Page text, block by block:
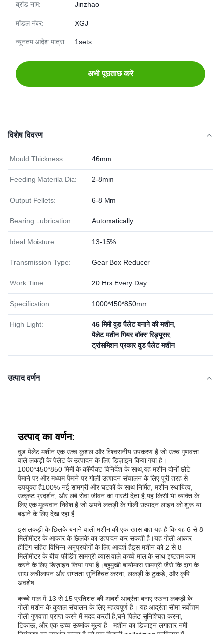
ब्रांड नाम: Jinzhao
मॉडल नंबर: XGJ
न्यूनतम आदेश मात्रा: 1sets
अभी पूछताछ करें
विशेष विवरण
Mould Thickness: 46mm
Feeding Materila Dia: 2-8mm
Output Pellets: 6-8 Mm
Bearing Lubrication: Automatically
Ideal Moisture: 13-15%
Transmission Type: Gear Box Reducer
Work Time: 20 Hrs Every Day
Specification: 1000*450*850mm
High Light: 46 मिमी वुड पैलेट बनाने की मशीन,
पैलेट मशीन गियर बॉक्स रिड्यूसर,
ट्रांसमिशन प्रकार वुड पैलेट मशीन
उत्पाद वर्णन
उत्पाद का वर्णन:
वुड पेलेट मशीन एक उच्च कुशल और विश्वसनीय उपकरण है जो उच्च गुणवत्ता
वाले लकड़ी के पेलेट के उत्पादन के लिए डिज़ाइन किया गया है।
1000*450*850 मिमी के कॉम्पैक्ट विनिर्देश के साथ,यह मशीन दोनों छोटे
पैमाने पर और मध्यम पैमाने पर गोली उत्पादन संचालन के लिए पूरी तरह से
उपयुक्त है100% नई सामग्री और घटकों के साथ निर्मित, मशीन स्थायित्व,
उत्कृष्ट प्रदर्शन, और लंबे सेवा जीवन की गारंटी देता है,यह किसी भी व्यक्ति के
लिए एक मूल्यवान निवेश है जो अपने लकड़ी के गोली उत्पादन लाइन को शुरू या
बढ़ाने के लिए देख रहा है.
इस लकड़ी के छिलके बनाने वाली मशीन की एक खास बात यह है कि यह 6 से 8
मिलीमीटर के आकार के छिलके का उत्पादन कर सकती है।यह गोली आकार
हीटिंग सहित विभिन्न अनुप्रयोगों के लिए आदर्श हैइस मशीन को 2 से 8
मिलीमीटर के बीच फीडिंग सामग्री व्यास वाले कच्चे माल के साथ इष्टतम काम
करने के लिए डिज़ाइन किया गया है।बहुमुखी बायोमास सामग्री जैसे कि दाग के
साथ लचीलापन और संगतता सुनिश्चित करना, लकड़ी के टुकड़े, और कृषि
अवशेष।
कच्चे माल में 13 से 15 प्रतिशत की आदर्श आर्द्रता बनाए रखना लकड़ी के
गोली मशीन के कुशल संचालन के लिए महत्वपूर्ण है। यह आर्द्रता सीमा सर्वोत्तम
गोली गुणवत्ता प्राप्त करने में मदद करती है,घने पिलेट सुनिश्चित करना,
टिकाऊ, और एक उच्च ऊष्मांक मूल्य है। मशीन का डिजाइन लगातार नमी